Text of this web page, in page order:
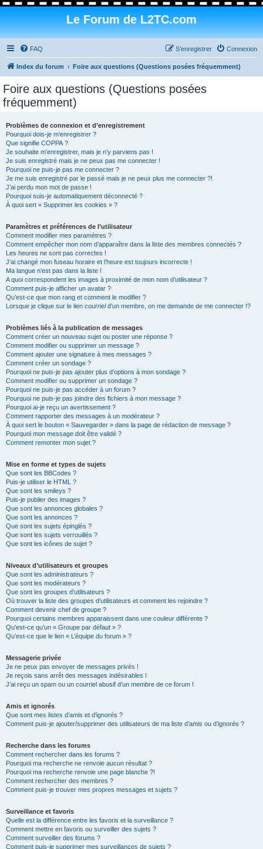
Le Forum de L2TC.com
FAQ Connexion
S’enregistrer
Index du forum Foire aux questions (Questions posées fréquemment)
Foire aux questions (Questions posées
fréquemment)
Problèmes de connexion et d’enregistrement
Pourquoi dois-je m’enregistrer ?
Que signifie COPPA ?
Je souhaite m’enregistrer, mais je n’y parviens pas !
Je suis enregistré mais je ne peux pas me connecter !
Pourquoi ne puis-je pas me connecter ?
Je me suis enregistré par le passé mais je ne peux plus me connecter ?!
J’ai perdu mon mot de passe !
Pourquoi suis-je automatiquement déconnecté ?
À quoi sert « Supprimer les cookies » ?
Paramètres et préférences de l’utilisateur
Comment modifier mes paramètres ?
Comment empêcher mon nom d’apparaître dans la liste des membres connectés ?
Les heures ne sont pas correctes !
J’ai changé mon fuseau horaire et l’heure est toujours incorrecte !
Ma langue n’est pas dans la liste !
A quoi correspondent les images à proximité de mon nom d’utilisateur ?
Comment puis-je afficher un avatar ?
Qu’est-ce que mon rang et comment le modifier ?
Lorsque je clique sur le lien courrield’un membre, on me demande de me connecter !?
Problèmes liés à la publication de messages
Comment créer un nouveau sujet ou poster une réponse ?
Comment modifier ou supprimer un message ?
Comment ajouter une signature à mes messages ?
Comment créer un sondage ?
Pourquoi ne puis-je pas ajouter plus d’options à mon sondage ?
Comment modifier ou supprimer un sondage ?
Pourquoi ne puis-je pas accéder à un forum ?
Pourquoi ne puis-je pas joindre des fichiers à mon message ?
Pourquoi ai-je reçu un avertissement ?
Comment rapporter des messages à un modérateur ?
À quoi sert le bouton « Sauvegarder » dans la page de rédaction de message ?
Pourquoi mon message doit être validé ?
Comment remonter mon sujet ?
Mise en forme et types de sujets
Que sont les BBCodes ?
Puis-je utiliser le HTML ?
Que sont les smileys ?
Puis-je publier des images ?
Que sont les annonces globales ?
Que sont les annonces ?
Que sont les sujets épinglés ?
Que sont les sujets verrouillés ?
Que sont les icônes de sujet ?
Niveaux d’utilisateurs et groupes
Que sont les administrateurs ?
Que sont les modérateurs ?
Que sont les groupes d’utilisateurs ?
Où trouver la liste des groupes d’utilisateurs et comment les rejoindre ?
Comment devenir chef de groupe ?
Pourquoi certains membres apparaissent dans une couleur différente ?
Qu’est-ce qu’un « Groupe par défaut » ?
Qu’est-ce que le lien « L’équipe du forum » ?
Messagerie privée
Je ne peux pas envoyer de messages privés !
Je reçois sans arrêt des messages indésirables !
J’ai reçu un spam ou un courriel abusif d’un membre de ce forum !
Amis et ignorés
Que sont mes listes d’amis et d’ignorés ?
Comment puis-je ajouter/supprimer des utilisateurs de ma liste d’amis ou d’ignorés ?
Recherche dans les forums
Comment rechercher dans les forums ?
Pourquoi ma recherche ne renvoie aucun résultat ?
Pourquoi ma recherche renvoie une page blanche ?!
Comment rechercher des membres ?
Comment puis-je trouver mes propres messages et sujets ?
Surveillance et favoris
Quelle est la différence entre les favoris et la surveillance ?
Comment mettre en favoris ou surveiller des sujets ?
Comment surveiller des forums ?
Comment puis-je supprimer mes surveillances de sujets ?